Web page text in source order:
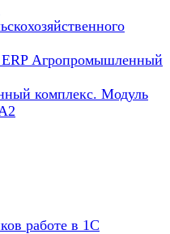
Агропромышленный
комплекс. Модуль
работе в 1С